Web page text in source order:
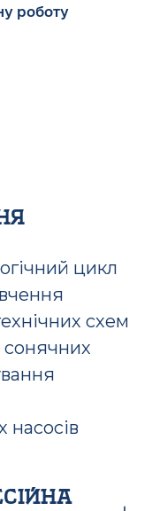
роботу
цикл
схем
сонячних
насосів